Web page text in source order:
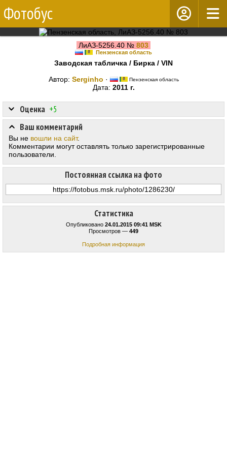
Фотобус
ЛиАЗ-5256.40 № 803
Пензенская область
Заводская табличка / Бирка / VIN
Автор: Serginho · Пензенская область
Дата: 2011 г.
Статистика
Опубликовано 24.01.2015 09:41 MSK
Просмотров — 449
Подробная информация
Оценка +5
Постоянная ссылка на фото
Ваш комментарий
Вы не вошли на сайт.
Комментарии могут оставлять только зарегистрированные
пользователи.